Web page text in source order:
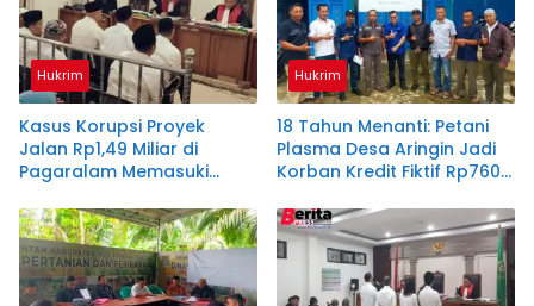
Hukrim
Kasus Korupsi Proyek
Jalan Rp1,49 Miliar di
Pagaralam Memasuki
Terdakwa Dituntut 2,5
Tahun Penjara
Hukrim
18 Tahun Menanti: Petani
Plasma Desa Aringin Jadi
Korban Kredit Fiktif Rp760